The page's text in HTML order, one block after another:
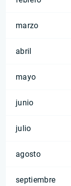
marzo
abril
mayo
junio
julio
agosto
septiembre